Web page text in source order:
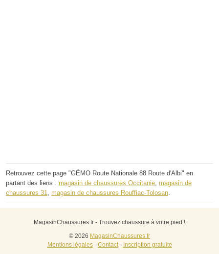
Retrouvez cette page "GÉMO Route Nationale 88 Route d'Albi" en
partant des liens : magasin de chaussures Occitanie magasin de
chaussures 31
magasin de chaussures Rouffiac-Tolosan
MagasinChaussures.fr - Trouvez chaussure à votre pied !
© 2026 MagasinChaussures.fr
Mentions légales- Contact- Inscription gratuite